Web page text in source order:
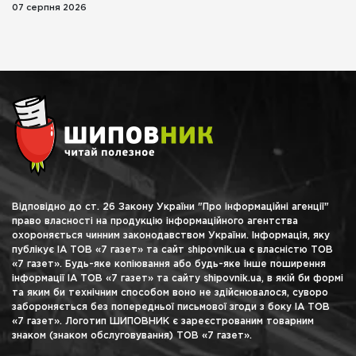
07 серпня 2026
Відповідно до ст. 26 Закону України "Про інформаційні агенції"
право власності на продукцію інформаційного агентства
охороняється чинним законодавством України. Інформація, яку
публікує ІА ТОВ «7 газет» та сайт shipovnik.ua є власністю ТОВ
«7 газет». Будь-яке копіювання або будь-яке інше поширення
інформації ІА ТОВ «7 газет» та сайту shipovnik.ua, в якій би формі
та яким би технічним способом воно не здійснювалося, суворо
забороняється без попередньої письмової згоди з боку ІА ТОВ
«7 газет». Логотип ШИПОВНИК є зареєстрованим товарним
знаком (знаком обслуговування) ТОВ «7 газет».